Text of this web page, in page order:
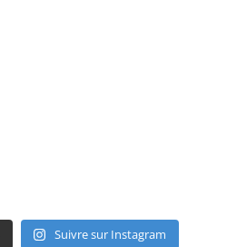
Suivre sur Instagram